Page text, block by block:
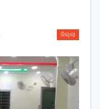
ଜିଲ୍ଲା